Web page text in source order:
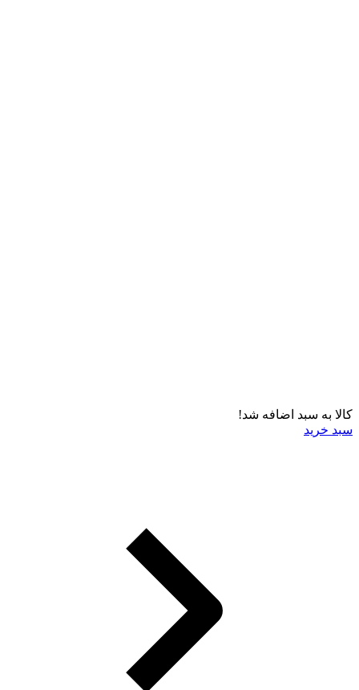
کالا به سبد اضافه شد!
سبد خرید